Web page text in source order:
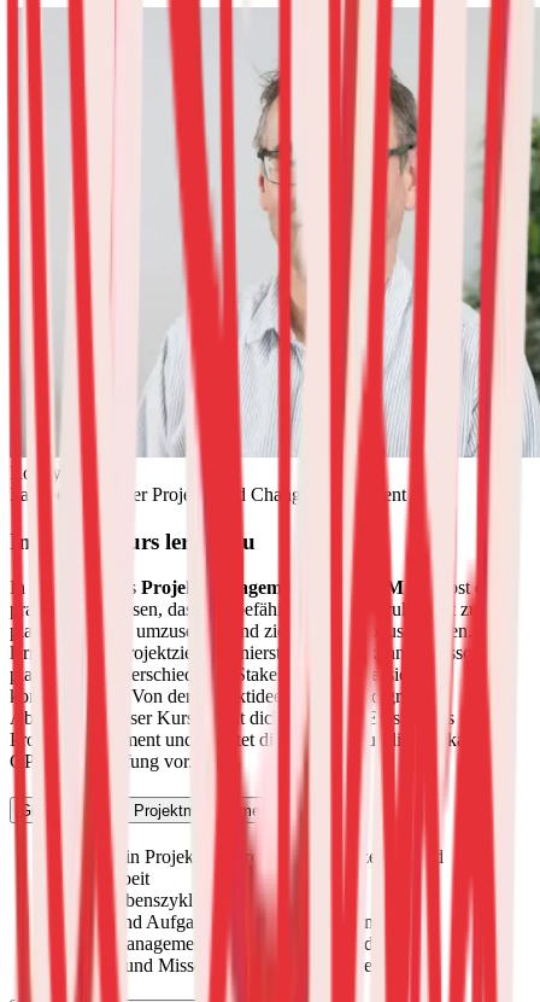
Ronny Strehlow
Fachbereichsleiter Projekt- und Changemanagement
In diesem Kurs lernst Du
In unserem Kurs Projektmanagement Basis GPM
erwirbst du
praxisnahes Wissen, das dich befähigt, Projekte strukturiert zu
planen, effizient umzusetzen und zielgerichtet abzuschließen. Du
lernst, wie du Projektziele definierst, Risiken erkennst, Ressourcen
planst und mit verschiedenen Stakeholdern professionell
kommunizierst. Von der Projektidee bis zum erfolgreichen
Abschluss – dieser Kurs macht dich fit für den Einstieg ins
Projektmanagement und bereitet dich optimal auf die anerkannte
GPM-Basisprüfung vor.
Grundlagen des Projektmanagements
Was ist ein Projekt? Abgrenzung zu Prozessen und
Linienarbeit
Projektlebenszyklus und Phasenmodell
Rollen und Aufgaben im Projektmanagement
Projektmanagement-Methoden und Standards
Erfolgs- und Misserfolgsfaktoren in Projekten